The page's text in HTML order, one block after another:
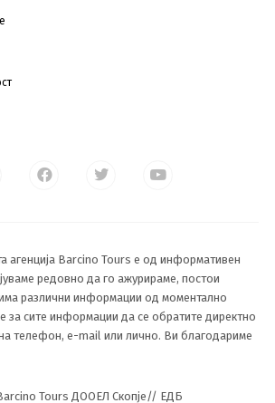
агенција Barcino Tours е од информативен
редовно да го ажурираме, постои
различни информации од моментално
за сите информации да се обратите директно
на телефон, e-mail или лично. Ви благодариме
Barcino Tours ДООЕЛ Скопје// ЕДБ